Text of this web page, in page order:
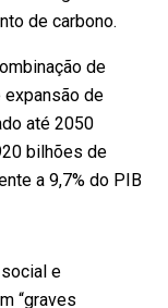
de carbono.
de
expansão de
até 2050
bilhões de
a 9,7% do PIB
e
“graves